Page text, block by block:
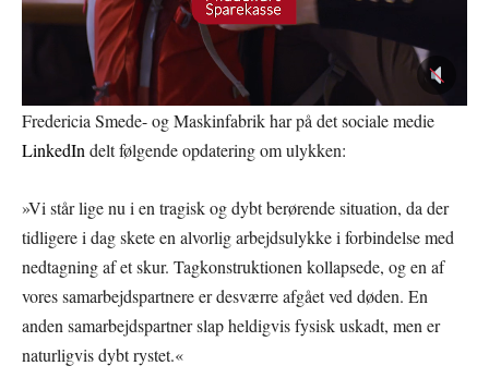
Fredericia Smede- og Maskinfabrik har på det sociale medie
LinkedIn delt følgende opdatering om ulykken:
»Vi står lige nu i en tragisk og dybt berørende situation, da der
tidligere i dag skete en alvorlig arbejdsulykke i forbindelse med
nedtagning af et skur. Tagkonstruktionen kollapsede, og en af
vores samarbejdspartnere er desværre afgået ved døden. En
anden samarbejdspartner slap heldigvis fysisk uskadt, men er
naturligvis dybt rystet.«